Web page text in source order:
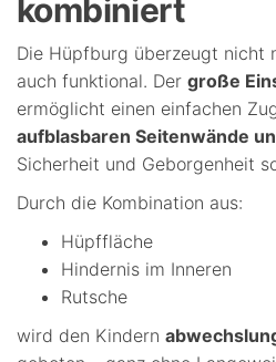
kombiniert
Die Hüpfburg überzeugt nicht
auch funktional. Der große
ermöglicht einen einfachen
aufblasbaren Seitenwände
Sicherheit und Geborgenheit
Durch die Kombination aus:
Hüpffläche
Hindernis im Inneren
Rutsche
wird den Kindern